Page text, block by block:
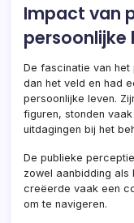
Impact van
persoonlijke
De fascinatie van
dan het veld en had
persoonlijke leven.
figuren, stonden
uitdagingen bij het
De publieke
zowel aanbidding als
creëerde vaak een
om te navigeren.